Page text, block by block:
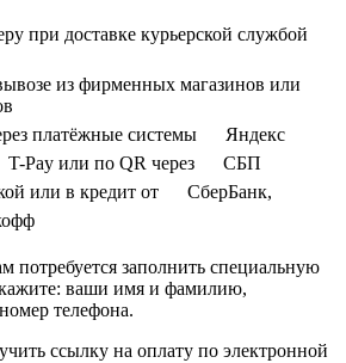
при доставке курьерской службой
из фирменных магазинов или
платёжные системы
Яндекс
T-Pay или по QR через
СБП
или в кредит от
СберБанк,
потребуется заполнить специальную
ваши имя и фамилию,
телефона.
ссылку на оплату по электронной